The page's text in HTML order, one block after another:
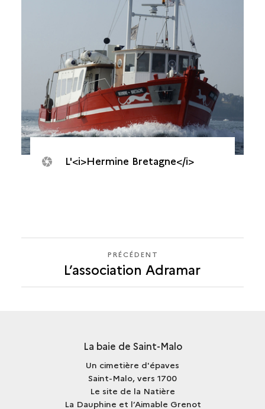
L'<i>Hermine Bretagne</i>
PRÉCÉDENT
PRÉCÉDENT
L’association Adramar
La baie de Saint-Malo
Un cimetière d'épaves
Saint-Malo, vers 1700
Le site de la Natière
La Dauphine et l’Aimable Grenot